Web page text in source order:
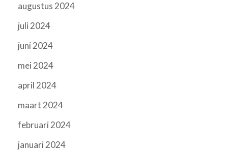
augustus 2024
juli 2024
juni 2024
mei 2024
april 2024
maart 2024
februari 2024
januari 2024